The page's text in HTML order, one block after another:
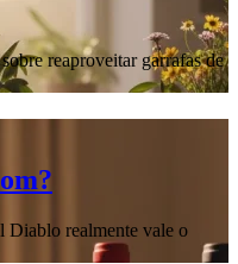
reaproveitar garrafas de
Diablo realmente vale o